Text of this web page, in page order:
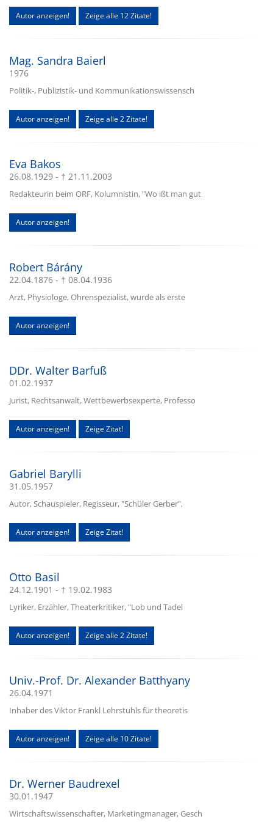
Autor anzeigen! Zeige alle 12 Zitate!
Mag. Sandra Baierl
1976
Politik-, Publizistik- und Kommunikationswissensch
Autor anzeigen! Zeige alle 2 Zitate!
Eva Bakos
26.08.1929 - † 21.11.2003
Redakteurin beim ORF, Kolumnistin, "Wo ißt man gut
Autor anzeigen!
Robert Bárány
22.04.1876 - † 08.04.1936
Arzt, Physiologe, Ohrenspezialist, wurde als erste
Autor anzeigen!
DDr. Walter Barfuß
01.02.1937
Jurist, Rechtsanwalt, Wettbewerbsexperte, Professo
Autor anzeigen! Zeige Zitat!
Gabriel Barylli
31.05.1957
Autor, Schauspieler, Regisseur, "Schüler Gerber",
Autor anzeigen! Zeige Zitat!
Otto Basil
24.12.1901 - † 19.02.1983
Lyriker, Erzähler, Theaterkritiker, "Lob und Tadel
Autor anzeigen! Zeige alle 2 Zitate!
Univ.-Prof. Dr. Alexander Batthyany
26.04.1971
Inhaber des Viktor Frankl Lehrstuhls für theoretis
Autor anzeigen! Zeige alle 10 Zitate!
Dr. Werner Baudrexel
30.01.1947
Wirtschaftswissenschafter, Marketingmanager, Gesch